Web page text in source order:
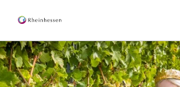
Wein & Genuss